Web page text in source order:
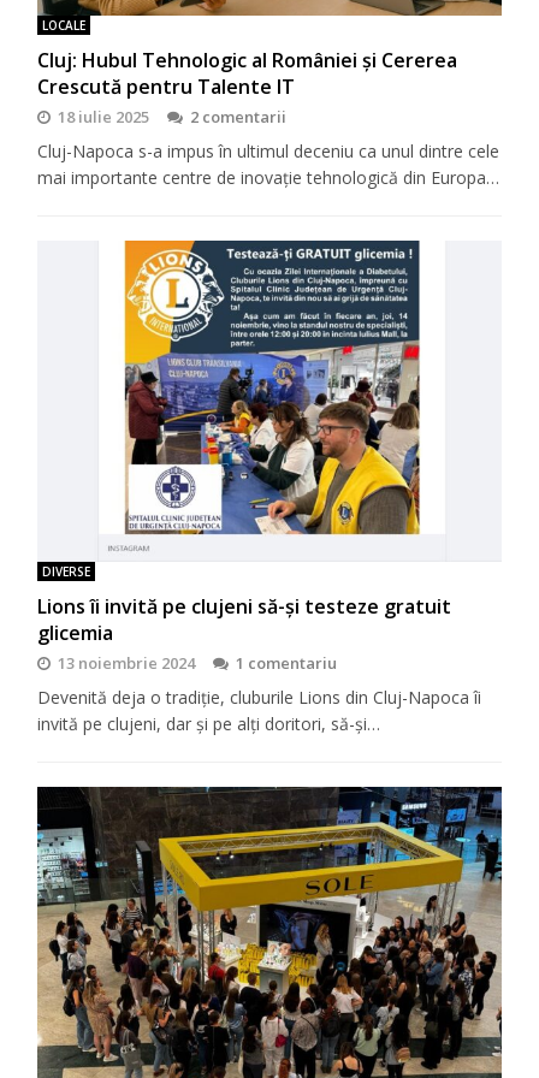
LOCALE
Cluj: Hubul Tehnologic al României și Cererea
Crescută pentru Talente IT
18 iulie 2025 2 comentarii
Cluj-Napoca s-a impus în ultimul deceniu ca unul dintre cele
mai importante centre de inovație tehnologică din Europa…
DIVERSE
Lions îi invită pe clujeni să-şi testeze gratuit
glicemia
13 noiembrie 2024 1 comentariu
Devenită deja o tradiţie, cluburile Lions din Cluj-Napoca îi
invită pe clujeni, dar şi pe alţi doritori, să-şi…